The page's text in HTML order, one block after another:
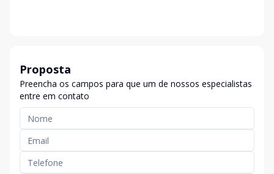
Proposta
Preencha os campos para que um de nossos especialistas
entre em contato